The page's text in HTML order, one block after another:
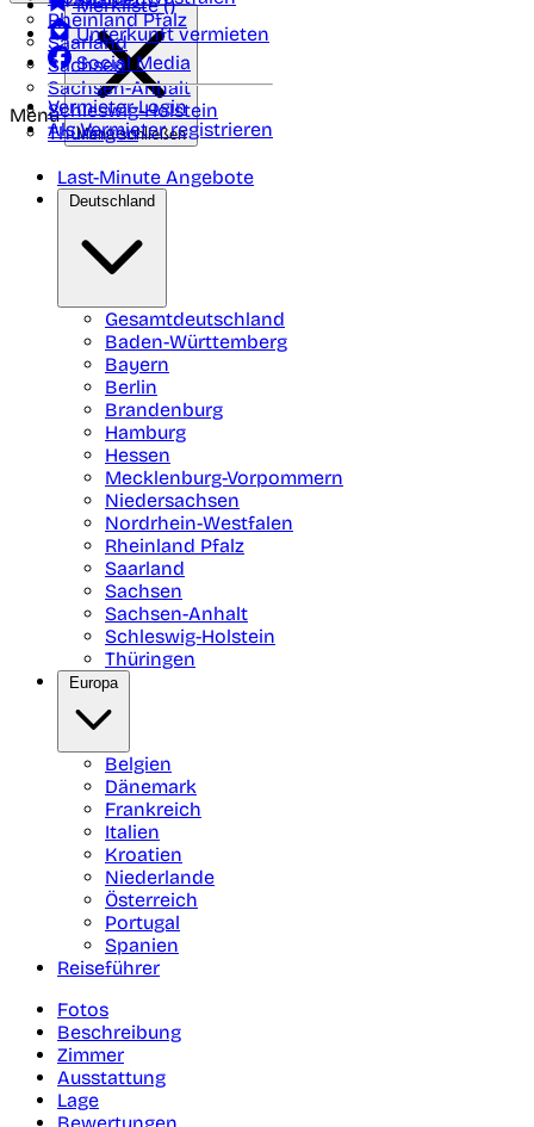
Rheinland Pfalz
Saarland
Sachsen
Sachsen-Anhalt
Schleswig-Holstein
Thüringen
Merkliste ()
Unterkunft vermieten
Social Media
Vermieter-Login
Als Vermieter registrieren
Menü
Menü schließen
Last-Minute Angebote
Deutschland
Gesamtdeutschland
Baden-Württemberg
Bayern
Berlin
Brandenburg
Hamburg
Hessen
Mecklenburg-Vorpommern
Niedersachsen
Nordrhein-Westfalen
Rheinland Pfalz
Saarland
Sachsen
Sachsen-Anhalt
Schleswig-Holstein
Thüringen
Europa
Belgien
Dänemark
Frankreich
Italien
Kroatien
Niederlande
Österreich
Portugal
Spanien
Reiseführer
Fotos
Beschreibung
Zimmer
Ausstattung
Lage
Bewertungen